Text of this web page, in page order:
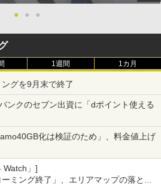
● ● ●
1週間 1カ月
グを9月末で終了
ンクのセブン出資に「dポイント使える
化は検証のため」、料金値上げ
Watch」]
ミング終了」、エリアマップの落とし